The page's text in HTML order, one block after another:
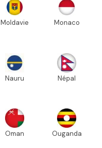
Moldavie Monaco
Nauru Népal
Oman Ouganda